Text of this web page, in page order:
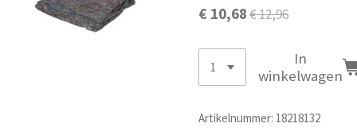
€ 10,68€ 12,96
In
winkelwagen
Artikelnummer: 18218132